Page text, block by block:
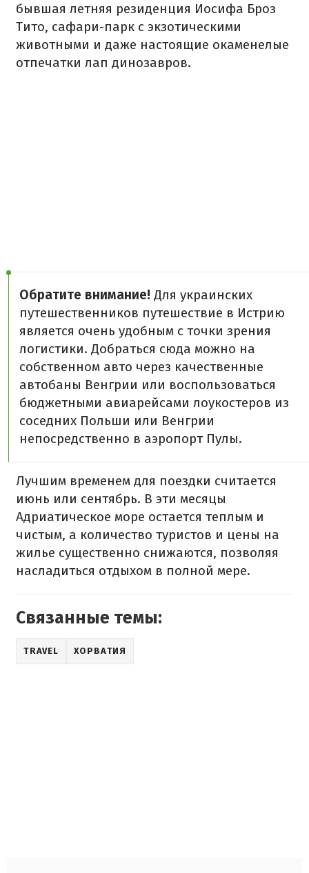
бывшая летняя резиденция Иосифа Броз
Тито, сафари-парк с экзотическими
животными и даже настоящие окаменелые
отпечатки лап динозавров.
Обратите внимание! Для украинских
путешественников путешествие в Истрию
является очень удобным с точки зрения
логистики. Добраться сюда можно на
собственном авто через качественные
автобаны Венгрии или воспользоваться
бюджетными авиарейсами лоукостеров из
соседних Польши или Венгрии
непосредственно в аэропорт Пулы.
Лучшим временем для поездки считается
июнь или сентябрь. В эти месяцы
Адриатическое море остается теплым и
чистым, а количество туристов и цены на
жилье существенно снижаются, позволяя
насладиться отдыхом в полной мере.
Связанные темы:
TRAVEL ХОРВАТИЯ